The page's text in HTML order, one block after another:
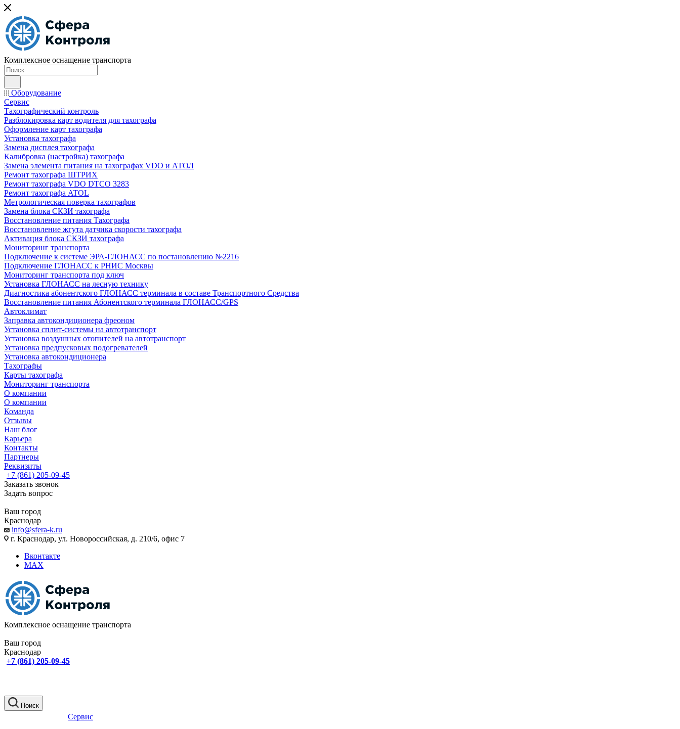
Комплексное оснащение транспорта
Оборудование
Сервис
Тахографический контроль
Разблокировка карт водителя для тахографа
Оформление карт тахографа
Установка тахографа
Замена дисплея тахографа
Калибровка (настройка) тахографа
Замена элемента питания на тахографах VDO и АТОЛ
Ремонт тахографа ШТРИХ
Ремонт тахографа VDO DTCO 3283
Ремонт тахографа ATOL
Метрологическая поверка тахографов
Замена блока СКЗИ тахографа
Восстановление питания Тахографа
Восстановление жгута датчика скорости тахографа
Активация блока СКЗИ тахографа
Мониторинг транспорта
Подключение к системе ЭРА-ГЛОНАСС по постановлению №2216
Подключение ГЛОНАСС к РНИС Москвы
Мониторинг транспорта под ключ
Установка ГЛОНАСС на лесную технику
Диагностика абонентского ГЛОНАСС терминала в составе Транспортного Средства
Восстановление питания Абонентского терминала ГЛОНАСС/GPS
Автоклимат
Заправка автокондиционера фреоном
Установка сплит-системы на автотранспорт
Установка воздушных отопителей на автотранспорт
Установка предпусковых подогревателей
Установка автокондиционера
Тахографы
Карты тахографа
Мониторинг транспорта
О компании
О компании
Команда
Отзывы
Наш блог
Карьера
Контакты
Партнеры
Реквизиты
+7 (861) 205-09-45
Заказать звонок
Задать вопрос
Ваш город
Краснодар
info@sfera-k.ru
г. Краснодар, ул. Новороссийская, д. 210/6, офис 7
Вконтакте
MAX
Комплексное оснащение транспорта
Ваш город
Краснодар
+7 (861) 205-09-45
Поиск
Сервис